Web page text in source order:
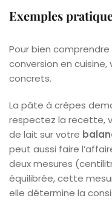
Exemples
Pour bien
conversion en
concrets.
La pâte à crêpes
respectez la recette,
de lait sur votre
peut aussi faire
deux mesures
équilibrée, cette
elle détermine la